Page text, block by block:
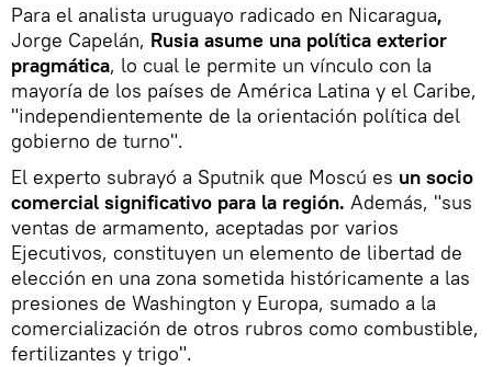
Para el analista uruguayo radicado en Nicaragua,
Jorge Capelán, Rusia asume una política exterior
pragmática, lo cual le permite un vínculo con la
mayoría de los países de América Latina y el Caribe,
"independientemente de la orientación política del
gobierno de turno".
El experto subrayó a Sputnik que Moscú es un socio
comercial significativo para la región. Además, "sus
ventas de armamento, aceptadas por varios
Ejecutivos, constituyen un elemento de libertad de
elección en una zona sometida históricamente a las
presiones de Washington y Europa, sumado a la
comercialización de otros rubros como combustible,
fertilizantes y trigo".